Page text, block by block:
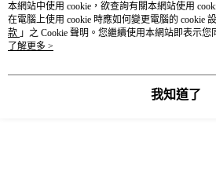
本網站中使用 cookie，欲查詢有關本網站使用
在電腦上使用 cookie 時應如何變更電腦的 cookie
款 」之 Cookie 聲明。您繼續使用本網站即表示
之 Cookie 聲明使用 cookie。
了解更多 >
我知道了